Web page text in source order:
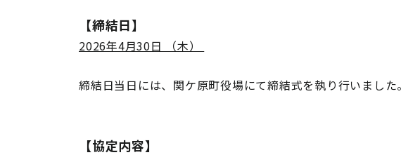
【締結日】
2026年4月30日 （木）
締結日当日には、関ケ原町役場にて締結式を執り行いました
【協定内容】